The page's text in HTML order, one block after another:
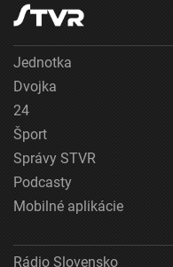
Jednotka
Dvojka
24
Šport
Správy STVR
Podcasty
Mobilné aplikácie
Rádio Slovensko